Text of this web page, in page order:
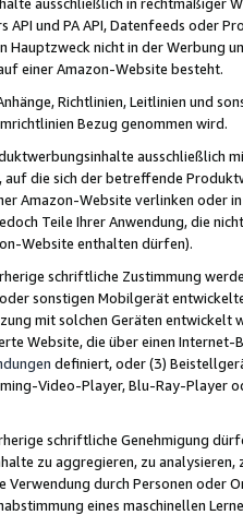
API und PA API, Datenfeeds oder
Hauptzweck nicht in der Werbung
einer Amazon-Website besteht.
Richtlinien, Leitlinien und
Bezug genommen wird.
ausschließlich
die sich der betreffende
Amazon-Website verlinken oder
Teile Ihrer Anwendung, die
Website enthalten dürfen).
schriftliche Zustimmung
sonstigen Mobilgerät
mit solchen Geräten
Website, die über einen
definiert, oder (3)
Video-Player, Blu-Ray-Player
schriftliche Genehmigung
zu aggregieren, zu
Verwendung durch Personen
eines maschinellen